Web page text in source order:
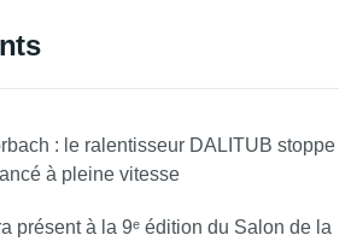
: le ralentisseur DALITUB stoppe
à pleine vitesse
présent à la 9ᵉ édition du Salon de la